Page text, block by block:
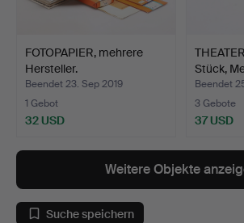
FOTOPAPIER, mehrere
Hersteller.
Beendet 23. Sep 2019
1 Gebot
32 USD
Stück,
Beendet
3 Gebote
37 USD
Weitere Objekte
Suche speichern